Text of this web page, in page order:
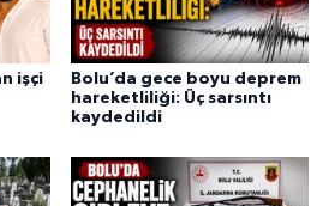
işçi
Bolu’da gece boyu deprem
hareketliliği: Üç sarsıntı
kaydedildi